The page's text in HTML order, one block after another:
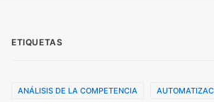
ETIQUETAS
ANÁLISIS DE LA COMPETENCIA